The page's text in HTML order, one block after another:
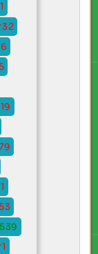
1
32
1
539
1